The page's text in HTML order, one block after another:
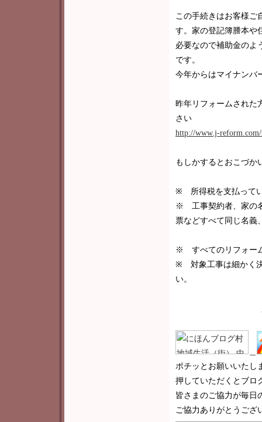
この手続きはお客様ご
す。家の登記簿謄本や
必要なので補助金のよ
です。
今年からはマイナンバ
昨年リフォームされた
さい
http://www.j-reform.com/
もしかするとおこづか
※ 所得税を支払って
※ 工事契約者、家の
票などすべて同じ名義
※ すべてのリフォー
※ 対象工事は細かく
い。
ポチッとお願いいたし
押していただくとブロ
皆さまのご協力が毎日
ご協力ありがとうござ